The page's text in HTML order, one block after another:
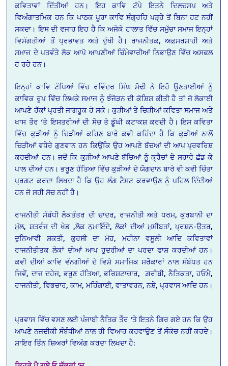
ਕਵਿਤਾਵਾਂ ਦਿੱਤੀਆਂ ਹਨ। ਇਹ ਕਾਵਿ ਟੱਪੇ ਇਤਨੇ ਦਿਲਚਸਪ ਅਤੇ
ਵਿਅੰਗਾਤਮਿਕ ਹਨ ਕਿ ਪਾਠਕ ਪੂਰਾ ਕਾਵਿ ਸੰਗ੍ਰਹਿ ਪੜ੍ਹੇ ਤੋਂ ਬਿਨਾ ਹਟ ਨਹੀਂ
ਸਕਦਾ। ਇਸ ਦੀ ਵਜਾਹ ਇਹ ਹੈ ਕਿ ਅਜੋਕੇ ਹਾਲਾਤ ਵਿੱਚ ਸਮੁੱਚਾ ਸਮਾਜ ਇਨ੍ਹਾਂ
ਵਿਸੰਗਤੀਆਂ ਤੋਂ ਪ੍ਰਭਾਵਤ ਅਤੇ ਦੁੱਖੀ ਹੈ। ਰਾਜਨੀਤਕ, ਅਫ਼ਸਰਸ਼ਾਹੀ ਅਤੇ
ਸਮਾਜ ਦੇ ਪਤਵੰਤੇ ਲੋਕ ਆਪੋ ਆਪਣੀਆਂ ਜ਼ਿੰਮੇਵਾਰੀਆਂ ਨਿਭਾਉਣ ਵਿੱਚ ਅਸਫਲ
ਹੋ ਰਹੇ ਹਨ।
ਇਨ੍ਹਾਂ ਕਾਵਿ ਟੱਪਿਆਂ ਵਿੱਚ ਰਵਿੰਦਰ ਸਿੰਘ ਸੋਢੀ ਨੇ ਇਹੋ ਊਣਤਾਈਆਂ ਨੂੰ
ਕਾਵਿਕ ਰੂਪ ਵਿੱਚ ਲਿਖਕੇ ਸਮਾਜ ਨੂੰ ਝੰਜੋੜਨ ਦੀ ਕੋਸ਼ਿਸ਼ ਕੀਤੀ ਹੈ ਤਾਂ ਜੋ ਲੋਕਾਈ
ਆਪਣੇ ਹੱਕਾਂ ਪ੍ਰਤੀ ਜਾਗਰੂਕ ਹੋ ਸਕੇ। ਕੁੜੀਆਂ ਤੇ ਚਿੜੀਆਂ ਕਵਿਤਾ ਸਮਾਜ ਅਤੇ
ਖਾਸ ਤੌਰ ‘ਤੇ ਇਸਤਰੀਆਂ ਦੀ ਸੋਚ ਤੇ ਡੂੰਘੀ ਕਟਾਕਸ਼ ਕਰਦੀ ਹੈ। ਇਸ ਕਵਿਤਾ
ਵਿੱਚ ਕੁੜੀਆਂ ਨੂੰ ਚਿੜੀਆਂ ਕਹਿਣ ਬਾਰੇ ਕਵੀ ਕਹਿੰਦਾ ਹੈ ਕਿ ਕੁੜੀਆਂ ਨਾਲੋਂ
ਚਿੜੀਆਂ ਵਧੇਰੇ ਗੁਣਵਾਨ ਹਨ ਕਿਉਂਕਿ ਉਹ ਆਪਣੇ ਬੱਚਆਂ ਦੀ ਆਪ ਪ੍ਰਵਰਿਸ਼
ਕਰਦੀਆਂ ਹਨ। ਜਦੋਂ ਕਿ ਕੁੜੀਆਂ ਆਪਣੇ ਬੱਚਿਆਂ ਨੂੰ ਕ੍ਰੈਚਾਂ ਦੇ ਸਹਾਰੇ ਛੱਡ ਕੇ
ਪਾਲ ਦੀਆਂ ਹਨ। ਭਰੂਣ ਹੱਤਿਆ ਵਿੱਚ ਕੁੜੀਆਂ ਦੇ ਯੋਗਦਾਨ ਬਾਰੇ ਵੀ ਕਵੀ ਚਿੰਤਾ
ਪ੍ਰਗਟ ਕਰਦਾ ਲਿਖਦਾ ਹੈ ਕਿ ਉਹ ਲੰਗ ਟੈਸਟ ਕਰਵਾਉਣ ਨੂੰ ਪਹਿਲ ਦਿੰਦੀਆਂ
ਹਨ ਜੋ ਸਹੀ ਸੋਚ ਨਹੀਂ ਹੈ।
ਰਾਜਨੀਤੀ ਸੰਬੰਧੀ ਲੋਕਤੰਤਰ ਦੀ ਚਾਦਰ, ਰਾਜਨੀਤੀ ਅਤੇ ਧਰਮ, ਕੁਰਬਾਨੀ ਦਾ
ਮੁੱਲ, ਸ਼ਤਰੰਜ ਦੀ ਖੇਡ ,ਲੋਕ ਨੁਮਾਇੰਦੇ, ਲੋਕਾਂ ਦੀਆਂ ਮੁਸੀਬਤਾਂ, ਪ੍ਰਸ਼ਨ-ਉਤਰ,
ਦੁਨਿਆਵੀ ਸ਼ਕਤੀ, ਕੁਰਸੀ ਦਾ ਮੋਹ, ਮਹੀਨਾ ਵਸੂਲੀ ਆਦਿ ਕਵਿਤਾਵਾਂ
ਰਾਜਨੀਤੀਤਕ ਲੋਕਾਂ ਦੀਆਂ ਆਪ ਹੁਦਰੀਆਂ ਦਾ ਪਰਦਾ ਫਾਸ਼ ਕਰਦੀਆਂ ਹਨ।
ਕਵੀ ਦੀਆਂ ਕਾਵਿ ਵੰਨਗੀਆਂ ਦੇ ਵਿਸ਼ੇ ਸਮਾਜਿਕ ਸਰੋਕਾਰਾਂ ਨਾਲ ਸੰਬੰਧਤ ਹਨ
ਜਿਵੇਂ, ਦਾਜ ਦਹੇਜ, ਭਰੂਣ ਹੱਤਿਆ, ਭਰਿਸ਼ਟਾਚਾਰ, ਗ਼ਰੀਬੀ, ਨੈਤਿਕਤਾ, ਹਓਮੈ,
ਰਾਜਨੀਤੀ, ਵਿਭਚਾਰ, ਕਾਮ, ਮਹਿੰਗਾਈ, ਵਾਤਾਵਰਨ, ਨਸ਼ੇ, ਪ੍ਰਵਾਸ ਆਦਿ ਹਨ।
ਪ੍ਰਵਾਸ ਵਿੱਚ ਵਸਣ ਲਈ ਪੰਜਾਬੀ ਨੈਤਿਕ ਤੌਰ ‘ਤੇ ਇਤਨੇ ਗਿਰ ਗਏ ਹਨ ਕਿ ਉਹ
ਆਪਣੇ ਨਜ਼ਦੀਕੀ ਸੰਬੰਧੀਆਂ ਨਾਲ ਹੀ ਵਿਆਹ ਕਰਵਾਉਣ ਤੋਂ ਸੰਕੋਚ ਨਹੀਂ ਕਰਦੇ।
ਸ਼ਾਇਰ ਤਿੰਨ ਸ਼ਿਅਰਾਂ ਵਿਅੰਗ ਕਰਦਾ ਲਿਖਦਾ ਹੈ: